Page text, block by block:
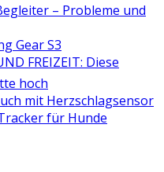
– Probleme und
Gear S3
FREIZEIT: Diese
hoch
mit Herzschlagsensor
für Hunde